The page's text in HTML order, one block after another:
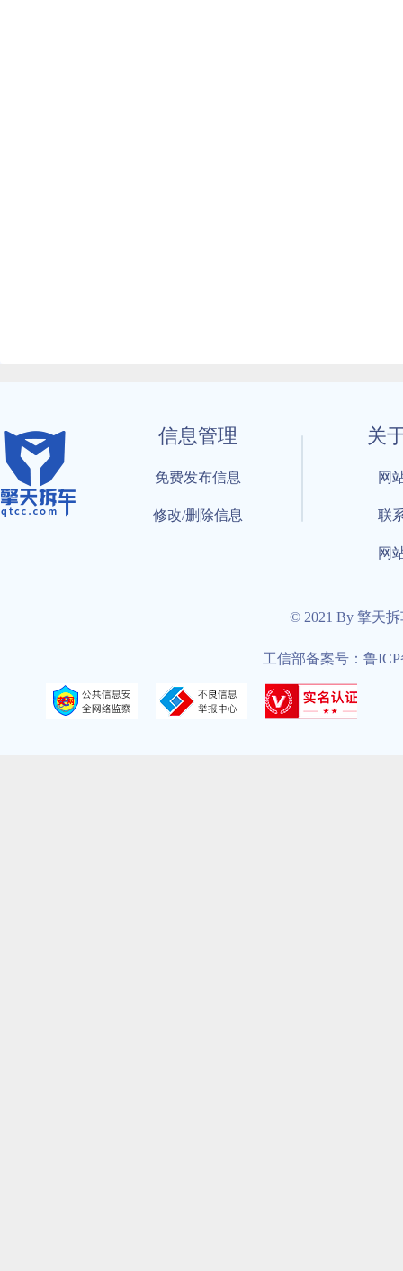
信息管理
免费发布信息
修改/删除信息
关
网
联
网
© 2021 By 擎天
工信部备案号：鲁